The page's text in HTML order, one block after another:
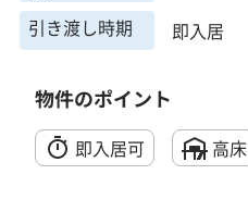
引き渡し時期 即入居
物件のポイント
即入居可 高床